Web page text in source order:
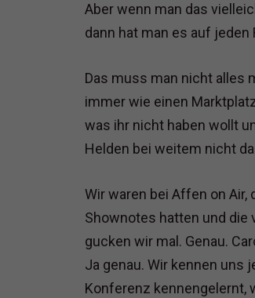
Aber wenn man das
dann hat man es auf jeden
Das muss man nicht alles
immer wie einen
was ihr nicht haben wollt
Helden bei weitem nicht
Wir waren bei Affen on
Shownotes hatten und die
gucken wir mal. Genau.
Ja genau. Wir kennen uns
Konferenz kennengelernt,